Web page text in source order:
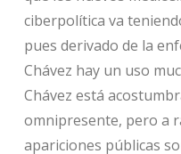
ciberpolítica va
pues derivado de la
Chávez hay un uso
Chávez está
omnipresente, pero a
apariciones públicas